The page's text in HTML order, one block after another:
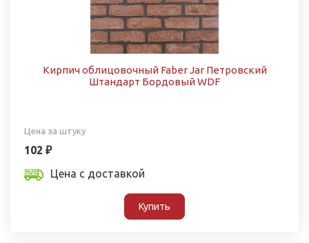
Кирпич облицовочный Faber Jar Петровский
Штандарт Бордовый WDF
Цена за штуку
102 ₽
Цена с доставкой
Купить